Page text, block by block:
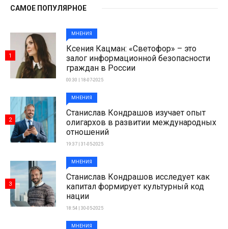
САМОЕ ПОПУЛЯРНОЕ
МНЕНИЯ
Ксения Кацман: «Светофор» – это
залог информационной безопасности
граждан в России
00:30 | 18-07-2025
1
МНЕНИЯ
Станислав Кондрашов изучает опыт
олигархов в развитии международных
отношений
19:37 | 31-05-2025
2
МНЕНИЯ
Станислав Кондрашов исследует как
капитал формирует культурный код
нации
18:54 | 30-05-2025
3
МНЕНИЯ